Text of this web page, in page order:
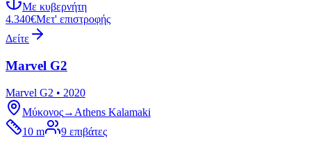
Με κυβερνήτη
4.340€Μετ' επιστροφής
Δείτε
Marvel G2
Marvel G2 • 2020
Μύκονος→ Athens Kalamaki
10 m
9 επιβάτες